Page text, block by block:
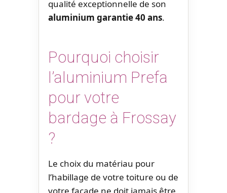
qualité exceptionnelle de son
aluminium garantie 40 ans.
Pourquoi choisir
l’aluminium Prefa
pour votre
bardage à Frossay
?
Le choix du matériau pour
l’habillage de votre toiture ou de
votre façade ne doit jamais être